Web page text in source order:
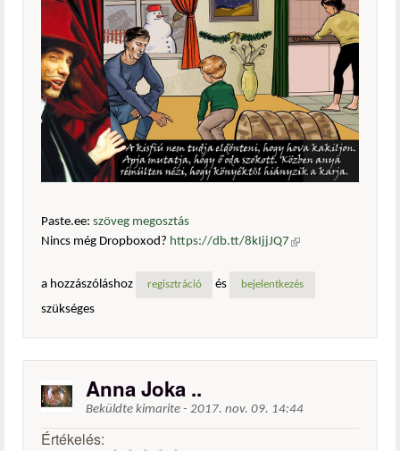
Paste.ee: szöveg megosztás
Nincs még Dropboxod? https://db.tt/8kIjjJQ7 (külső
a hozzászóláshoz
regisztráció és bejelentkezés
szükséges
Anna Joka ..
Beküldte kimarite - 2017. nov. 09. 14:44
Értékelés: